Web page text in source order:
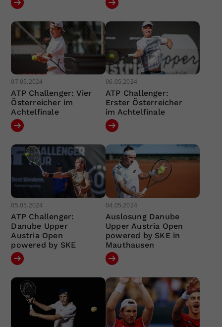
07.05.2024
ATP Challenger: Vier
Österreicher im
Achtelfinale
06.05.2024
ATP Challenger:
Erster Österreicher
im Achtelfinale
05.05.2024
ATP Challenger:
Danube Upper
Austria Open
powered by SKE
04.05.2024
Auslosung Danube
Upper Austria Open
powered by SKE in
Mauthausen